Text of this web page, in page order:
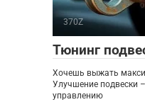
370Z
Тюнинг
Хочешь выжать
Улучшение подвески
управлению